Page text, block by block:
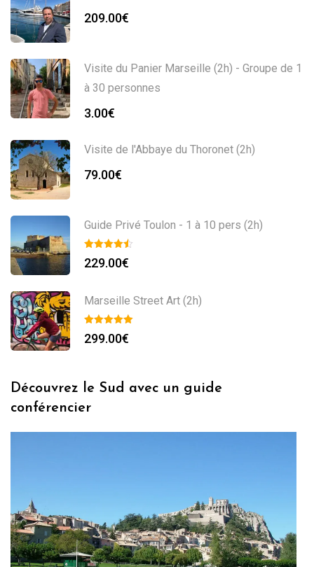
209.00€
Visite du Panier Marseille (2h) - Groupe de 1
à 30 personnes
3.00€
Visite de l'Abbaye du Thoronet (2h)
79.00€
Guide Privé Toulon - 1 à 10 pers (2h)
229.00€
Marseille Street Art (2h)
299.00€
Découvrez le Sud avec un guide
conférencier